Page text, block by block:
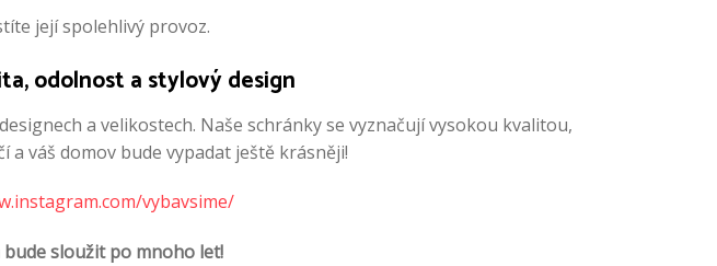
její spolehlivý provoz.
odolnost a stylový design
a velikostech. Naše schránky se vyznačují vysokou kvalitou,
a váš domov bude vypadat ještě krásněji!
vybavsime/
sloužit po mnoho let!